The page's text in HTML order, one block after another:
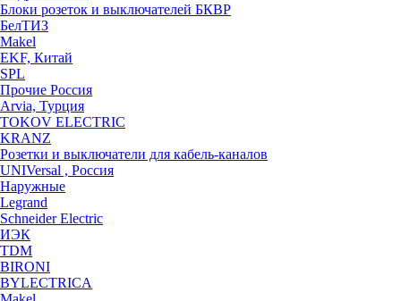
Блоки розеток и выключателей БКВР
БелТИЗ
Makel
EKF, Китай
SPL
Прочие Россия
Arvia, Турция
TOKOV ELECTRIC
KRANZ
Розетки и выключатели для кабель-каналов
UNIVersal , Россия
Наружные
Legrand
Schneider Electric
ИЭК
TDM
BIRONI
BYLECTRICA